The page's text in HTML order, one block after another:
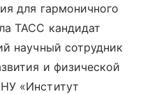
для гармоничного
ТАСС кандидат
научный сотрудник
и физической
«Институт